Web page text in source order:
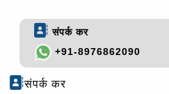
संपर्क कर
+91-8976862090
संपर्क कर